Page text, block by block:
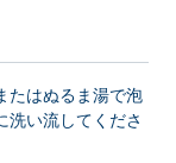
たはぬるま湯で泡
洗い流してくださ